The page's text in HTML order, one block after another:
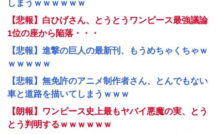
しまうｗｗｗｗｗｗ
【悲報】白ひげさん、とうとうワンピース最強議論
1位の座から陥落・・・
【悲報】進撃の巨人の最新刊、もうめちゃくちゃｗ
ｗｗｗｗｗ
【悲報】無免許のアニメ制作者さん、とんでもない
車と道路を描いてしまうｗｗｗ
【朗報】ワンピース史上最もヤバイ悪魔の実、とう
とう判明するｗｗｗｗｗｗ